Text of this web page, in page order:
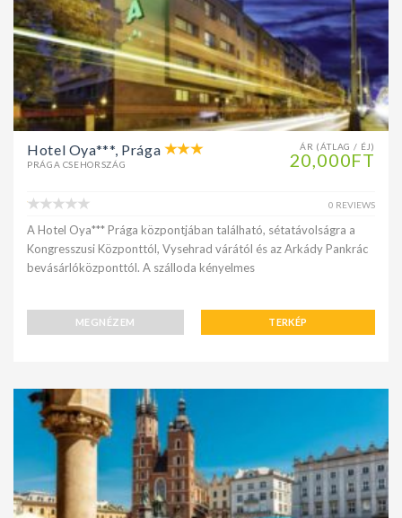
ÁR (ÁTLAG / ÉJ)
20,000FT
Hotel Oya***, Prága
PRÁGA CSEHORSZÁG
0 REVIEWS
A Hotel Oya*** Prága központjában található, sétatávolságra a
Kongresszusi Központtól, Vysehrad várától és az Arkády Pankrác
bevásárlóközponttól. A szálloda kényelmes
MEGNÉZEM TERKÉP